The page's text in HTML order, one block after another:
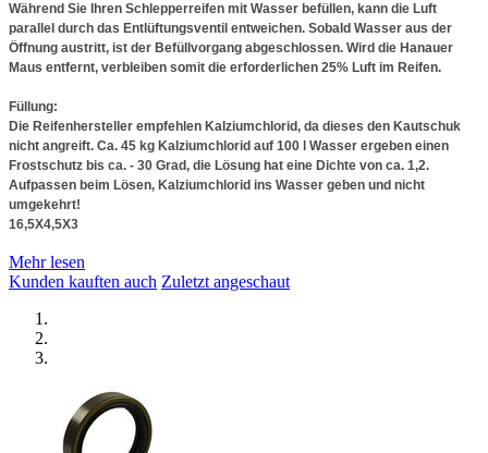
Während Sie Ihren Schlepperreifen mit Wasser befüllen, kann die Luft
parallel durch das Entlüftungsventil entweichen. Sobald Wasser aus der
Öffnung austritt, ist der Befüllvorgang abgeschlossen. Wird die Hanauer
Maus entfernt, verbleiben somit die erforderlichen 25% Luft im Reifen.
Füllung:
Die Reifenhersteller empfehlen Kalziumchlorid, da dieses den Kautschuk
nicht angreift. Ca. 45 kg Kalziumchlorid auf 100 l Wasser ergeben einen
Frostschutz bis ca. - 30 Grad, die Lösung hat eine Dichte von ca. 1,2.
Aufpassen beim Lösen, Kalziumchlorid ins Wasser geben und nicht
umgekehrt!
16,5X4,5X3
Mehr lesen
Kunden kauften auch Zuletzt angeschaut